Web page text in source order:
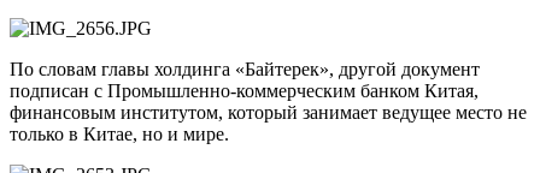
По словам главы холдинга «Байтерек», другой документ
подписан с Промышленно-коммерческим банком Китая,
финансовым институтом, который занимает ведущее место не
только в Китае, но и мире.